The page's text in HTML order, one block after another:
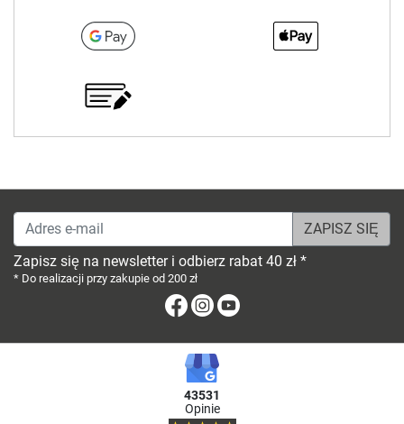
Adres e-mail
Zapisz się na newsletter i odbierz rabat 40 zł *
* Do realizacji przy zakupie od 200 zł
FacebookInstagram
43531
Opinie